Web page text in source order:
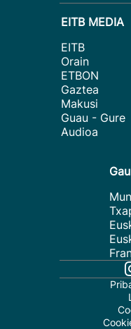
EITB MEDIA
EITB
Orain
ETBON
Gaztea
Makusi
Guau - Gure
Audioa